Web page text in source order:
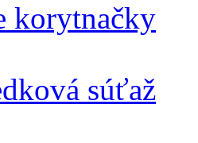
korytnačky
súťaž